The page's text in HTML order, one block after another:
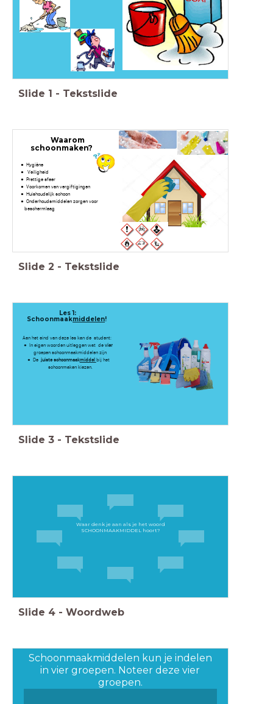
Slide 1 - Tekstslide
Waarom
schoonmaken?
Hygiëne
Veiligheid
Prettige sfeer
Voorkomen van vergiftigingen
Huishoudelijk schoon
Onderhoudsmiddelen zorgen voor
beschermlaag
Slide 2 - Tekstslide
Les 1:
Schoonmaakmiddelen!
Aan het eind van deze les kan de student:
In eigen woorden uitleggen wat de vier
groepen schoonmaakmiddelen zijn
De juiste schoonmaakmiddel bij het
schoonmaken kiezen.
Slide 3 - Tekstslide
Waar denk je aan als je het woord
SCHOONMAAKMIDDEL hoort?
Slide 4 - Woordweb
Schoonmaakmiddelen kun je indelen
in vier groepen. Noteer deze vier
groepen.